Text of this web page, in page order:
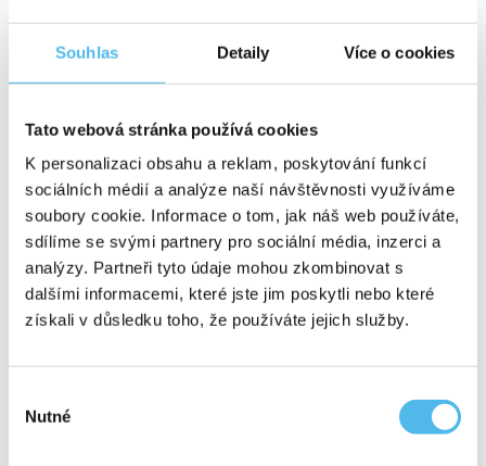
Souhlas Detaily Více o cookies
Tato webová stránka používá cookies
K personalizaci obsahu a reklam, poskytování funkcí
sociálních médií a analýze naší návštěvnosti využíváme
soubory cookie. Informace o tom, jak náš web používáte,
sdílíme se svými partnery pro sociální média, inzerci a
analýzy. Partneři tyto údaje mohou zkombinovat s
dalšími informacemi, které jste jim poskytli nebo které
získali v důsledku toho, že používáte jejich služby.
souhlasu
Nutné
Psychika
Krevní test Psychika je podpůrný přehled
laboratorních hodnot, které mohou souviset
s únavou, stresem, poklesem energie
a psychickou nepohodou. Zahrnuje vybrané
vitaminy a látky důležité pro nervovou soustavu,
stresové zatížení a také kontrolu cukru v krvi. Hodí
se, když se dlouhodobě necítíte dobře, ale nemáte
jasnou diagnózu, nebo když chcete ověřit, zda tělu
něco nechybí. Výsledky dostanete přehledně